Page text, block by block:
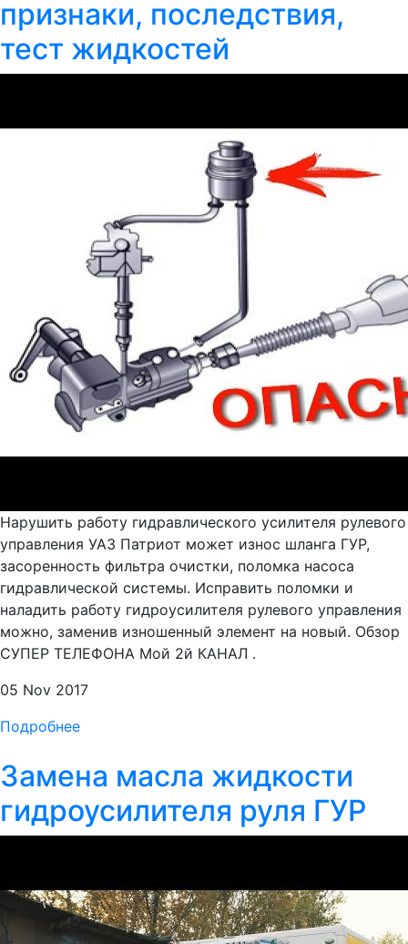
признаки, последствия,
тест жидкостей
Нарушить работу гидравлического усилителя рулевого
управления УАЗ Патриот может износ шланга ГУР,
засоренность фильтра очистки, поломка насоса
гидравлической системы. Исправить поломки и
наладить работу гидроусилителя рулевого управления
можно, заменив изношенный элемент на новый. Обзор
СУПЕР ТЕЛЕФОНА Мой 2й КАНАЛ .
05 Nov 2017
Подробнее
Замена масла жидкости
гидроусилителя руля ГУР